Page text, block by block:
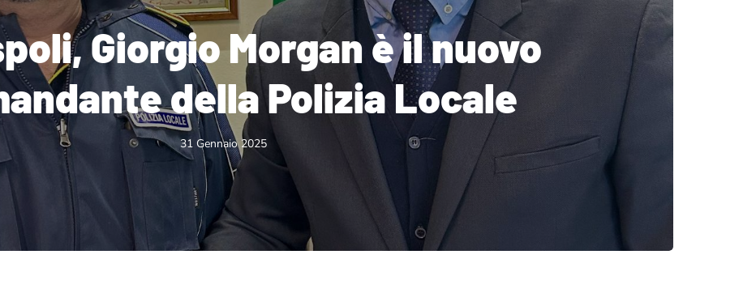
Giorgio Morgan è il nuovo
della Polizia Locale
31 Gennaio 2025